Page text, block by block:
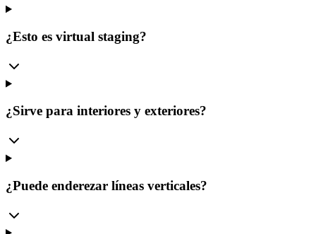
¿Esto es virtual staging?
¿Sirve para interiores y exteriores?
¿Puede enderezar líneas verticales?